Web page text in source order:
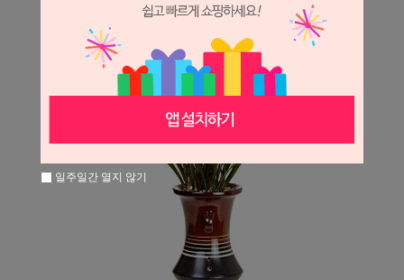
일주일간 열지 않기